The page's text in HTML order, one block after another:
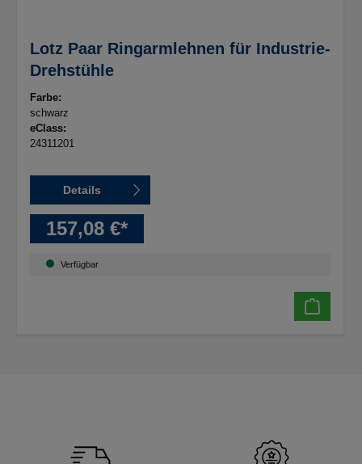
Lotz Paar Ringarmlehnen für Industrie-
Drehstühle
Farbe:
schwarz
eClass:
24311201
Details
157,08 €*
Verfügbar